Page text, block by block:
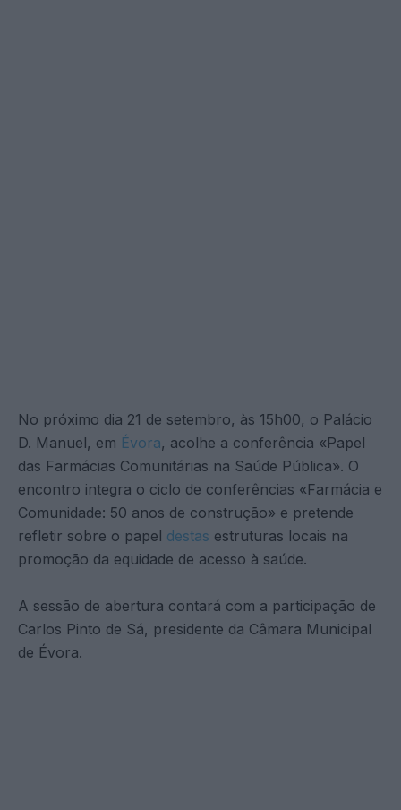
No próximo dia 21 de setembro, às 15h00, o Palácio
D. Manuel, em Évora, acolhe a conferência «Papel
das Farmácias Comunitárias na Saúde Pública». O
encontro integra o ciclo de conferências «Farmácia e
Comunidade: 50 anos de construção» e pretende
refletir sobre o papel destas estruturas locais na
promoção da equidade de acesso à saúde.
A sessão de abertura contará com a participação de
Carlos Pinto de Sá, presidente da Câmara Municipal
de Évora.